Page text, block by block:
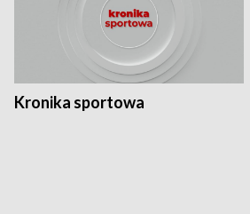
Kronika sportowa